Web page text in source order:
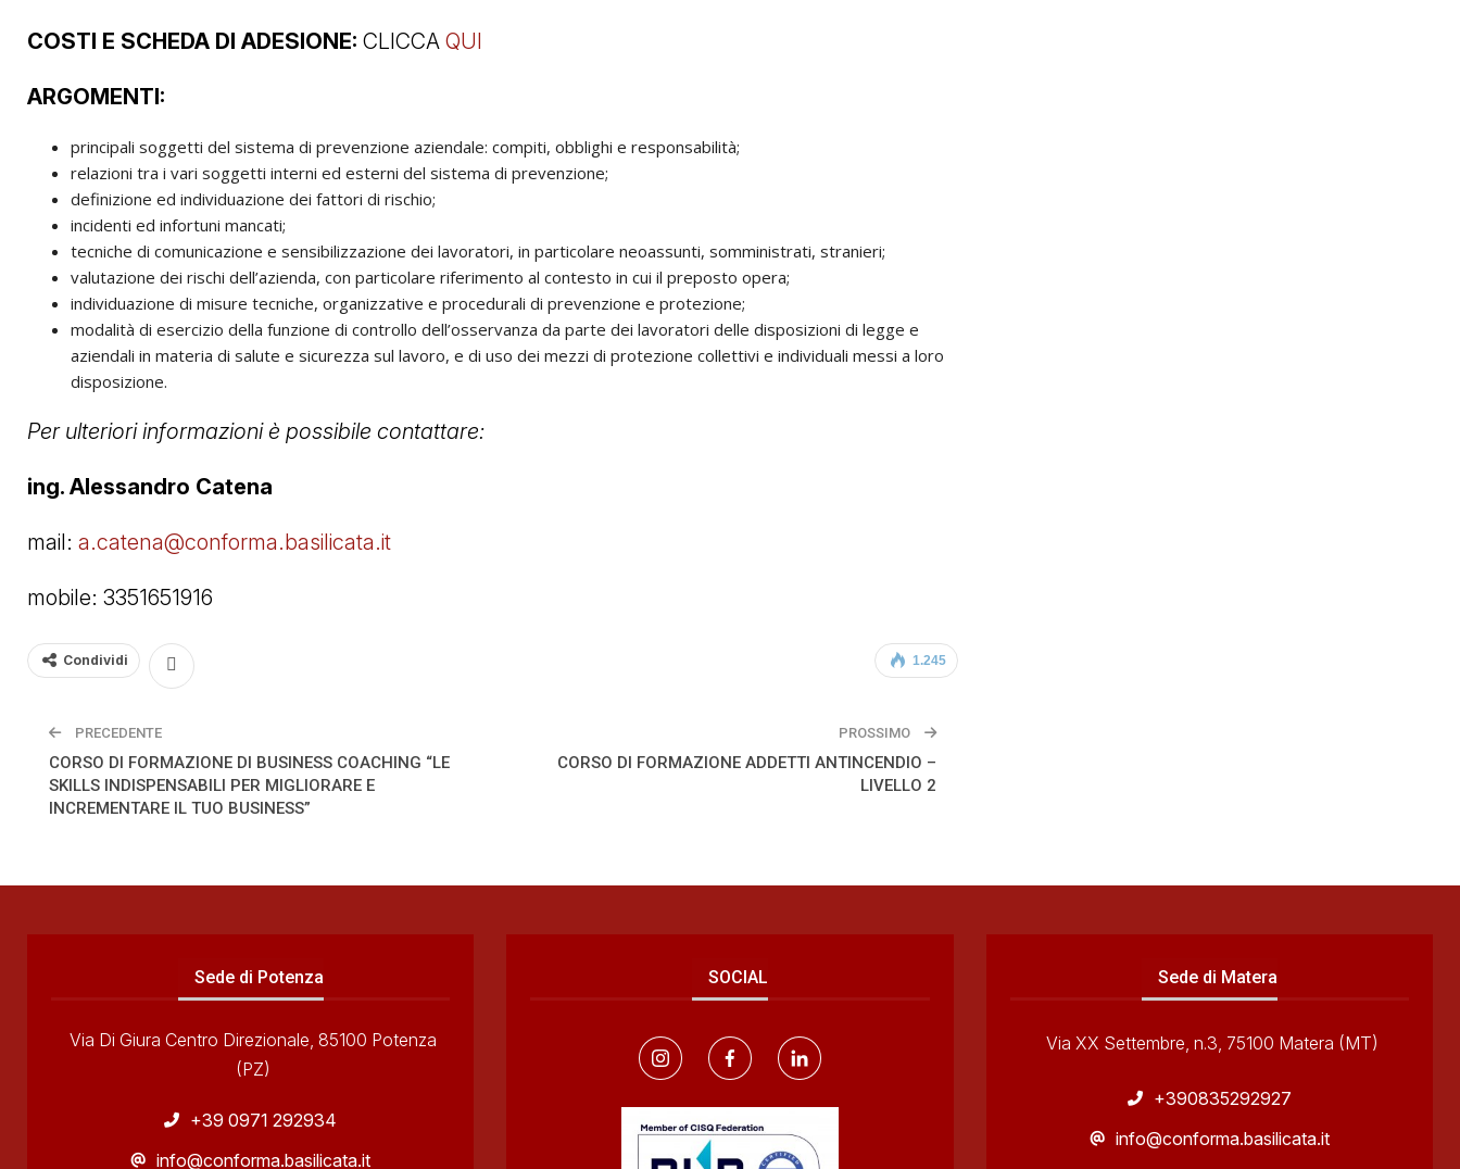
COSTI E SCHEDA DI ADESIONE: CLICCA QUI
ARGOMENTI:
principali soggetti del sistema di prevenzione aziendale: compiti, obblighi e responsabilità;
relazioni tra i vari soggetti interni ed esterni del sistema di prevenzione;
definizione ed individuazione dei fattori di rischio;
incidenti ed infortuni mancati;
tecniche di comunicazione e sensibilizzazione dei lavoratori, in particolare neoassunti, somministrati, stranieri;
valutazione dei rischi dell’azienda, con particolare riferimento al contesto in cui il preposto opera;
individuazione di misure tecniche, organizzative e procedurali di prevenzione e protezione;
modalità di esercizio della funzione di controllo dell’osservanza da parte dei lavoratori delle disposizioni di legge e
aziendali in materia di salute e sicurezza sul lavoro, e di uso dei mezzi di protezione collettivi e individuali messi a loro
disposizione.
Per ulteriori informazioni è possibile contattare:
ing. Alessandro Catena
mail: a.catena@conforma.basilicata.it
mobile: 3351651916
1.245
Condividi
PRECEDENTE
CORSO DI FORMAZIONE DI BUSINESS COACHING “LE
SKILLS INDISPENSABILI PER MIGLIORARE E
INCREMENTARE IL TUO BUSINESS”
PROSSIMO
CORSO DI FORMAZIONE ADDETTI ANTINCENDIO –
LIVELLO 2
Sede di Potenza
Via Di Giura Centro Direzionale, 85100 Potenza
(PZ)
+39 0971 292934
info@conforma.basilicata.it
SOCIAL Sede di Matera
Via XX Settembre, n.3, 75100 Matera (MT)
+390835292927
info@conforma.basilicata.it